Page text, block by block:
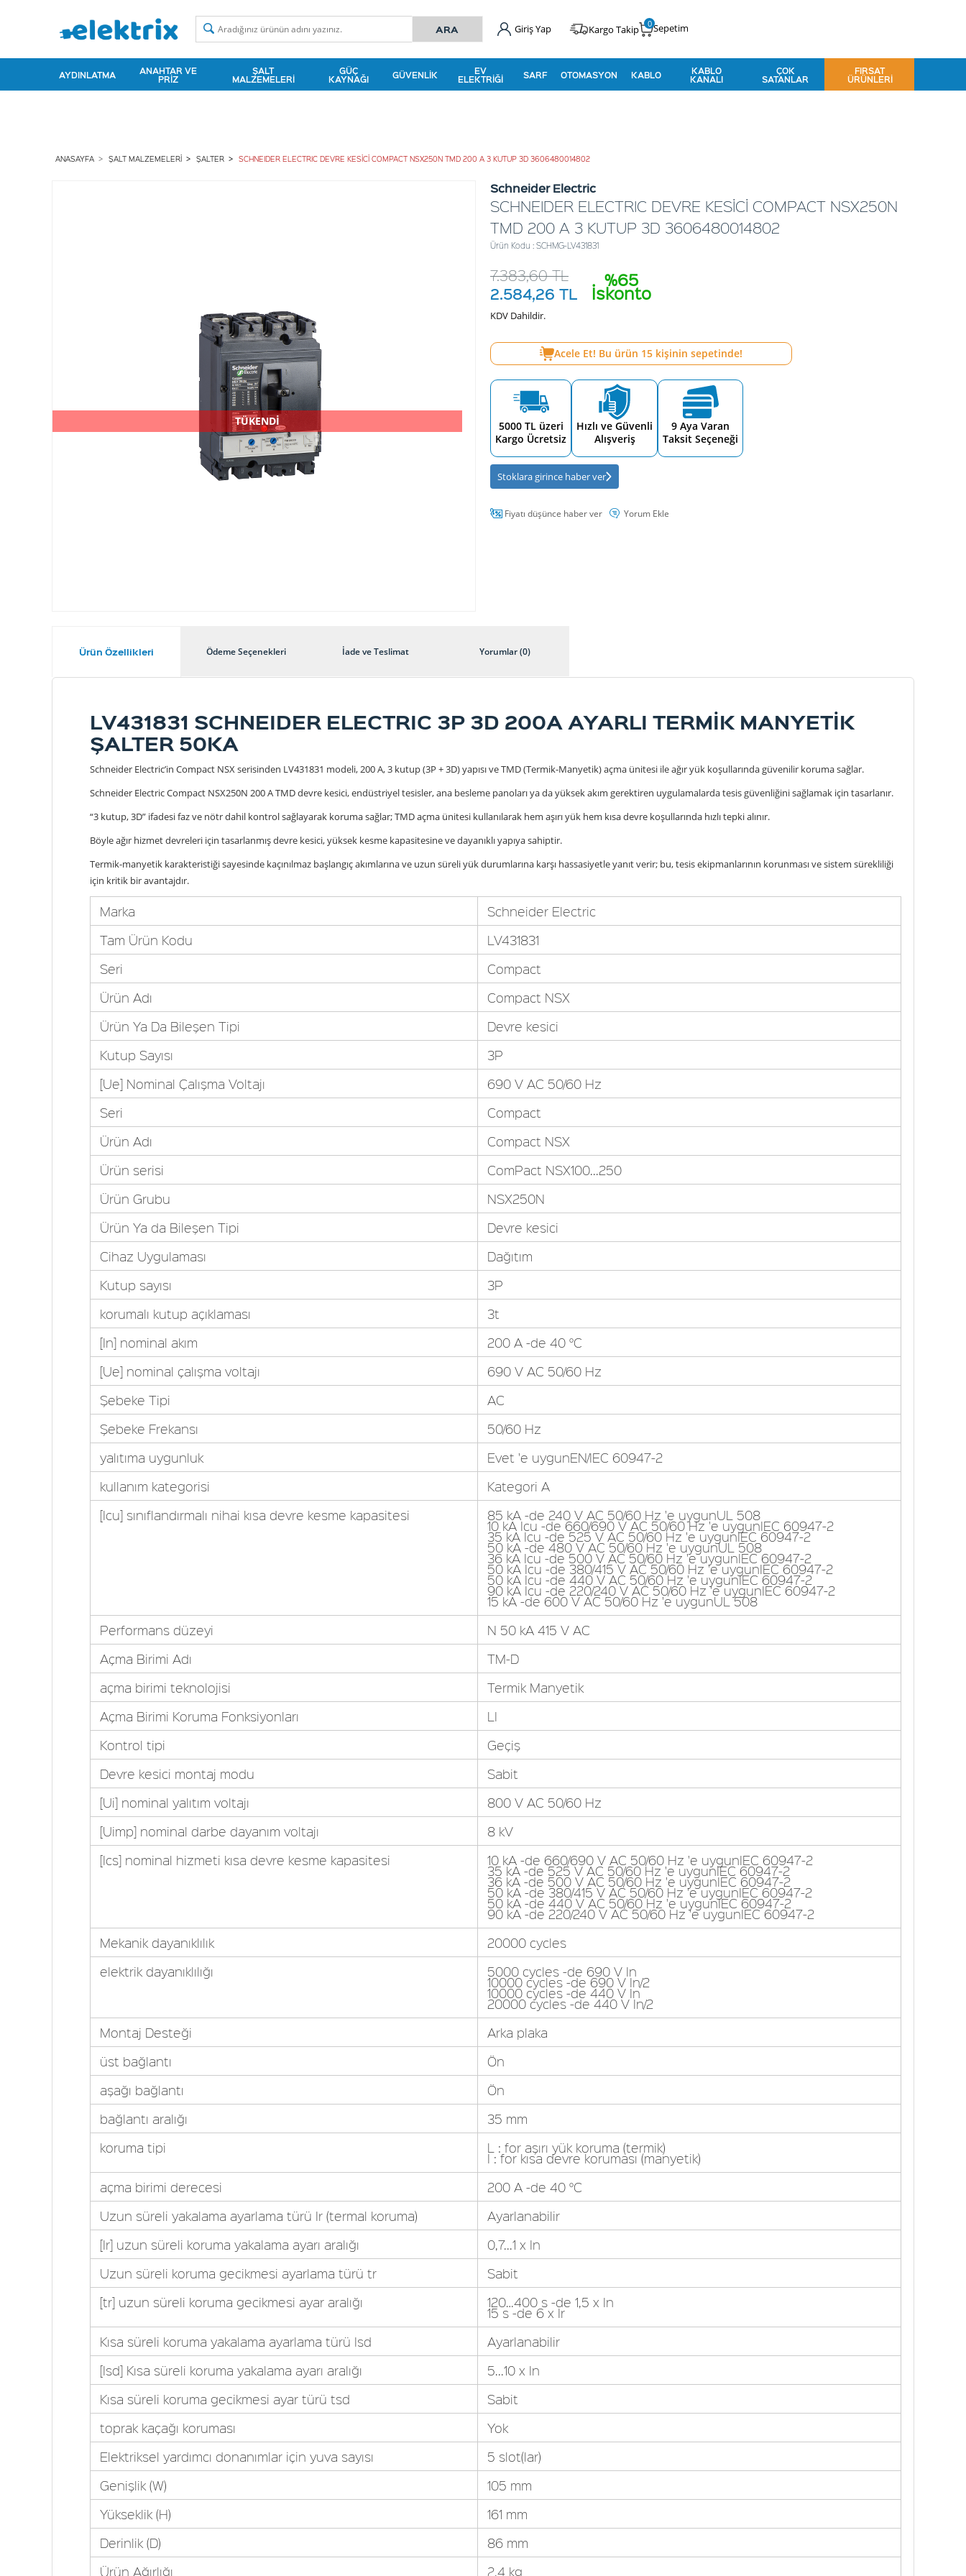
Giriş Yap Kargo Takip Sepetim
0
AYDINLATMA ANAHTAR VE
PRIZ
ŞALT
MALZEMELERI
GÜÇ
KAYNAĞI GÜVENLIK EV
ELEKTRIĞI SARF OTOMASYON KABLO KABLO
KANALI
ÇOK
SATANLAR
FIRSAT
ÜRÜNLERI
ANASAYFA ŞALT MALZEMELERI ŞALTER SCHNEIDER ELECTRIC DEVRE KESİCİ COMPACT NSX250N TMD 200 A 3 KUTUP 3D 3606480014802
TÜKENDİ
Schneider Electric
SCHNEIDER ELECTRIC DEVRE KESİCİ COMPACT NSX250N
TMD 200 A 3 KUTUP 3D 3606480014802
Ürün Kodu : SCHMG-LV431831
%65
İskonto
7.383,60TL
2.584,26 TL
KDV Dahildir.
Acele Et! Bu ürün 15kişinin sepetinde!
5000 TL üzeri
Kargo Ücretsiz
Hızlı ve Güvenli
Alışveriş
9 Aya Varan
Taksit Seçeneği
Stoklara girince haber ver
Fiyatı düşünce haber ver Yorum Ekle
Ürün Özellikleri Ödeme Seçenekleri İade ve Teslimat Yorumlar (0)
LV431831 SCHNEIDER ELECTRIC 3P 3D 200A AYARLI TERMİK MANYETİK
ŞALTER 50KA
Schneider Electric’in Compact NSX serisinden LV431831 modeli, 200 A, 3 kutup (3P + 3D) yapısı ve TMD (Termik-Manyetik) açma ünitesi ile ağır yük koşullarında güvenilir koruma sağlar.
Schneider Electric Compact NSX250N 200 A TMD devre kesici, endüstriyel tesisler, ana besleme panoları ya da yüksek akım gerektiren uygulamalarda tesis güvenliğini sağlamak için tasarlanır.
“3 kutup, 3D” ifadesi faz ve nötr dahil kontrol sağlayarak koruma sağlar; TMD açma ünitesi kullanılarak hem aşırı yük hem kısa devre koşullarında hızlı tepki alınır.
Böyle ağır hizmet devreleri için tasarlanmış devre kesici, yüksek kesme kapasitesine ve dayanıklı yapıya sahiptir.
Termik-manyetik karakteristiği sayesinde kaçınılmaz başlangıç akımlarına ve uzun süreli yük durumlarına karşı hassasiyetle yanıt verir; bu, tesis ekipmanlarının korunması ve sistem sürekliliği
için kritik bir avantajdır.
Marka
Schneider Electric
Tam Ürün Kodu
LV431831
Seri
Compact
Ürün Adı
Compact NSX
Ürün Ya Da Bileşen Tipi
Devre kesici
Kutup Sayısı
3P
[Ue] Nominal Çalışma Voltajı
690 V AC 50/60 Hz
Seri
Compact
Ürün Adı
Compact NSX
Ürün serisi
ComPact NSX100...250
Ürün Grubu
NSX250N
Ürün Ya da Bileşen Tipi
Devre kesici
Cihaz Uygulaması
Dağıtım
Kutup sayısı
3P
korumalı kutup açıklaması
3t
[In] nominal akım
200 A -de 40 °C
[Ue] nominal çalışma voltajı
690 V AC 50/60 Hz
Şebeke Tipi
AC
Şebeke Frekansı
50/60 Hz
yalıtıma uygunluk
Evet 'e uygunEN/IEC 60947-2
kullanım kategorisi
Kategori A
[Icu] sınıflandırmalı nihai kısa devre kesme kapasitesi
85 kA -de 240 V AC 50/60 Hz 'e uygunUL 508
10 kA Icu -de 660/690 V AC 50/60 Hz 'e uygunIEC 60947-2
35 kA Icu -de 525 V AC 50/60 Hz 'e uygunIEC 60947-2
50 kA -de 480 V AC 50/60 Hz 'e uygunUL 508
36 kA Icu -de 500 V AC 50/60 Hz 'e uygunIEC 60947-2
50 kA Icu -de 380/415 V AC 50/60 Hz 'e uygunIEC 60947-2
50 kA Icu -de 440 V AC 50/60 Hz 'e uygunIEC 60947-2
90 kA Icu -de 220/240 V AC 50/60 Hz 'e uygunIEC 60947-2
15 kA -de 600 V AC 50/60 Hz 'e uygunUL 508
Performans düzeyi
N 50 kA 415 V AC
Açma Birimi Adı
TM-D
açma birimi teknolojisi
Termik Manyetik
Açma Birimi Koruma Fonksiyonları
LI
Kontrol tipi
Geçiş
Devre kesici montaj modu
Sabit
[Ui] nominal yalıtım voltajı
800 V AC 50/60 Hz
[Uimp] nominal darbe dayanım voltajı
8 kV
[Ics] nominal hizmeti kısa devre kesme kapasitesi
10 kA -de 660/690 V AC 50/60 Hz 'e uygunIEC 60947-2
35 kA -de 525 V AC 50/60 Hz 'e uygunIEC 60947-2
36 kA -de 500 V AC 50/60 Hz 'e uygunIEC 60947-2
50 kA -de 380/415 V AC 50/60 Hz 'e uygunIEC 60947-2
50 kA -de 440 V AC 50/60 Hz 'e uygunIEC 60947-2
90 kA -de 220/240 V AC 50/60 Hz 'e uygunIEC 60947-2
Mekanik dayanıklılık
20000 cycles
elektrik dayanıklılığı
5000 cycles -de 690 V In
10000 cycles -de 690 V In/2
10000 cycles -de 440 V In
20000 cycles -de 440 V In/2
Montaj Desteği
Arka plaka
üst bağlantı
Ön
aşağı bağlantı
Ön
bağlantı aralığı
35 mm
koruma tipi
L : for aşırı yük koruma (termik)
I : for kısa devre koruması (manyetik)
açma birimi derecesi
200 A -de 40 °C
Uzun süreli yakalama ayarlama türü Ir (termal koruma)
Ayarlanabilir
[Ir] uzun süreli koruma yakalama ayarı aralığı
0,7...1 x In
Uzun süreli koruma gecikmesi ayarlama türü tr
Sabit
[tr] uzun süreli koruma gecikmesi ayar aralığı
120…400 s -de 1,5 x In
15 s -de 6 x Ir
Kısa süreli koruma yakalama ayarlama türü Isd
Ayarlanabilir
[Isd] Kısa süreli koruma yakalama ayarı aralığı
5...10 x In
Kısa süreli koruma gecikmesi ayar türü tsd
Sabit
toprak kaçağı koruması
Yok
Elektriksel yardımcı donanımlar için yuva sayısı
5 slot(lar)
Genişlik (W)
105 mm
Yükseklik (H)
161 mm
Derinlik (D)
86 mm
Ürün Ağırlığı
2,4 kg